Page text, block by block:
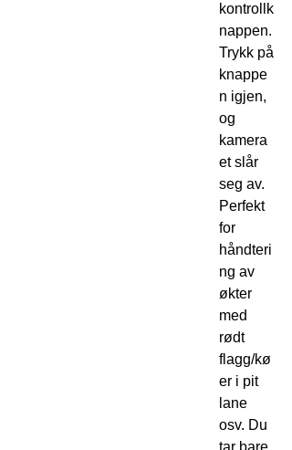
kontrollk
nappen.
Trykk på
knappe
n igjen,
og
kamera
et slår
seg av.
Perfekt
for
håndteri
ng av
økter
med
rødt
flagg/kø
er i pit
lane
osv. Du
tar bare